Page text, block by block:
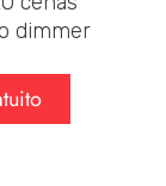
dimmer